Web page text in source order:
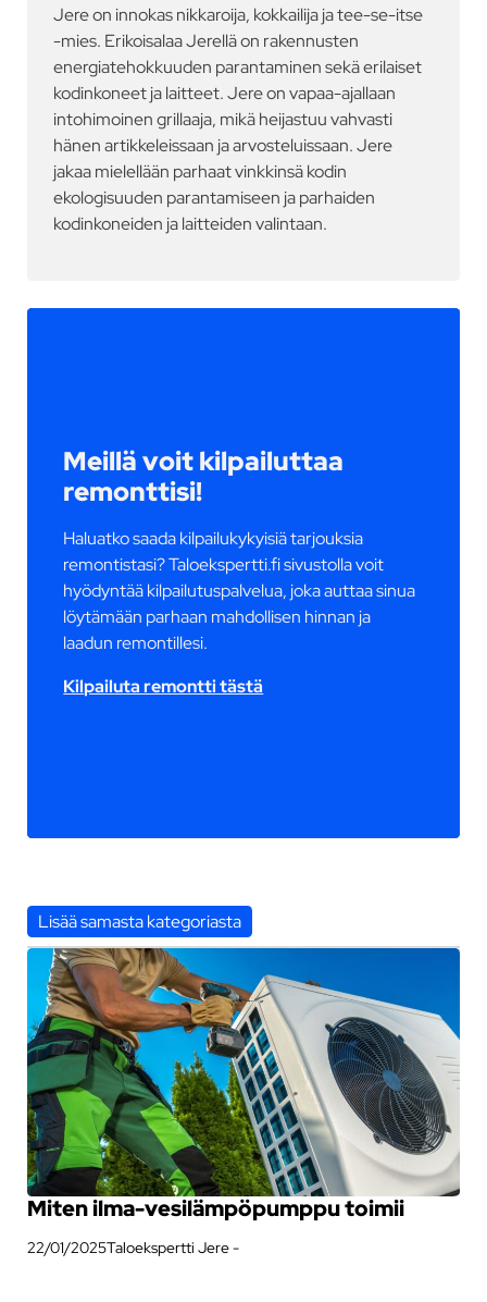
Jere on innokas nikkaroija, kokkailija ja tee-se-itse
-mies. Erikoisalaa Jerellä on rakennusten
energiatehokkuuden parantaminen sekä erilaiset
kodinkoneet ja laitteet. Jere on vapaa-ajallaan
intohimoinen grillaaja, mikä heijastuu vahvasti
hänen artikkeleissaan ja arvosteluissaan. Jere
jakaa mielellään parhaat vinkkinsä kodin
ekologisuuden parantamiseen ja parhaiden
kodinkoneiden ja laitteiden valintaan.
Meillä voit kilpailuttaa
remonttisi!
Haluatko saada kilpailukykyisiä tarjouksia
remontistasi? Taloekspertti.fi sivustolla voit
hyödyntää kilpailutuspalvelua, joka auttaa sinua
löytämään parhaan mahdollisen hinnan ja
laadun remontillesi.
Kilpailuta remontti tästä
Lisää samasta kategoriasta
Miten ilma-vesilämpöpumppu toimii
22/01/2025Taloekspertti Jere -